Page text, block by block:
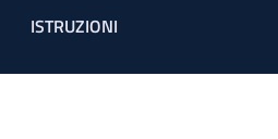
ISTRUZIONI